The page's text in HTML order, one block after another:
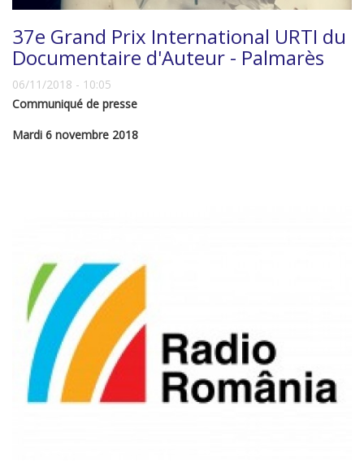
37e Grand Prix International URTI du
Documentaire d'Auteur - Palmarès
06/11/2018 - 10:05
Communiqué de presse
Mardi 6 novembre 2018